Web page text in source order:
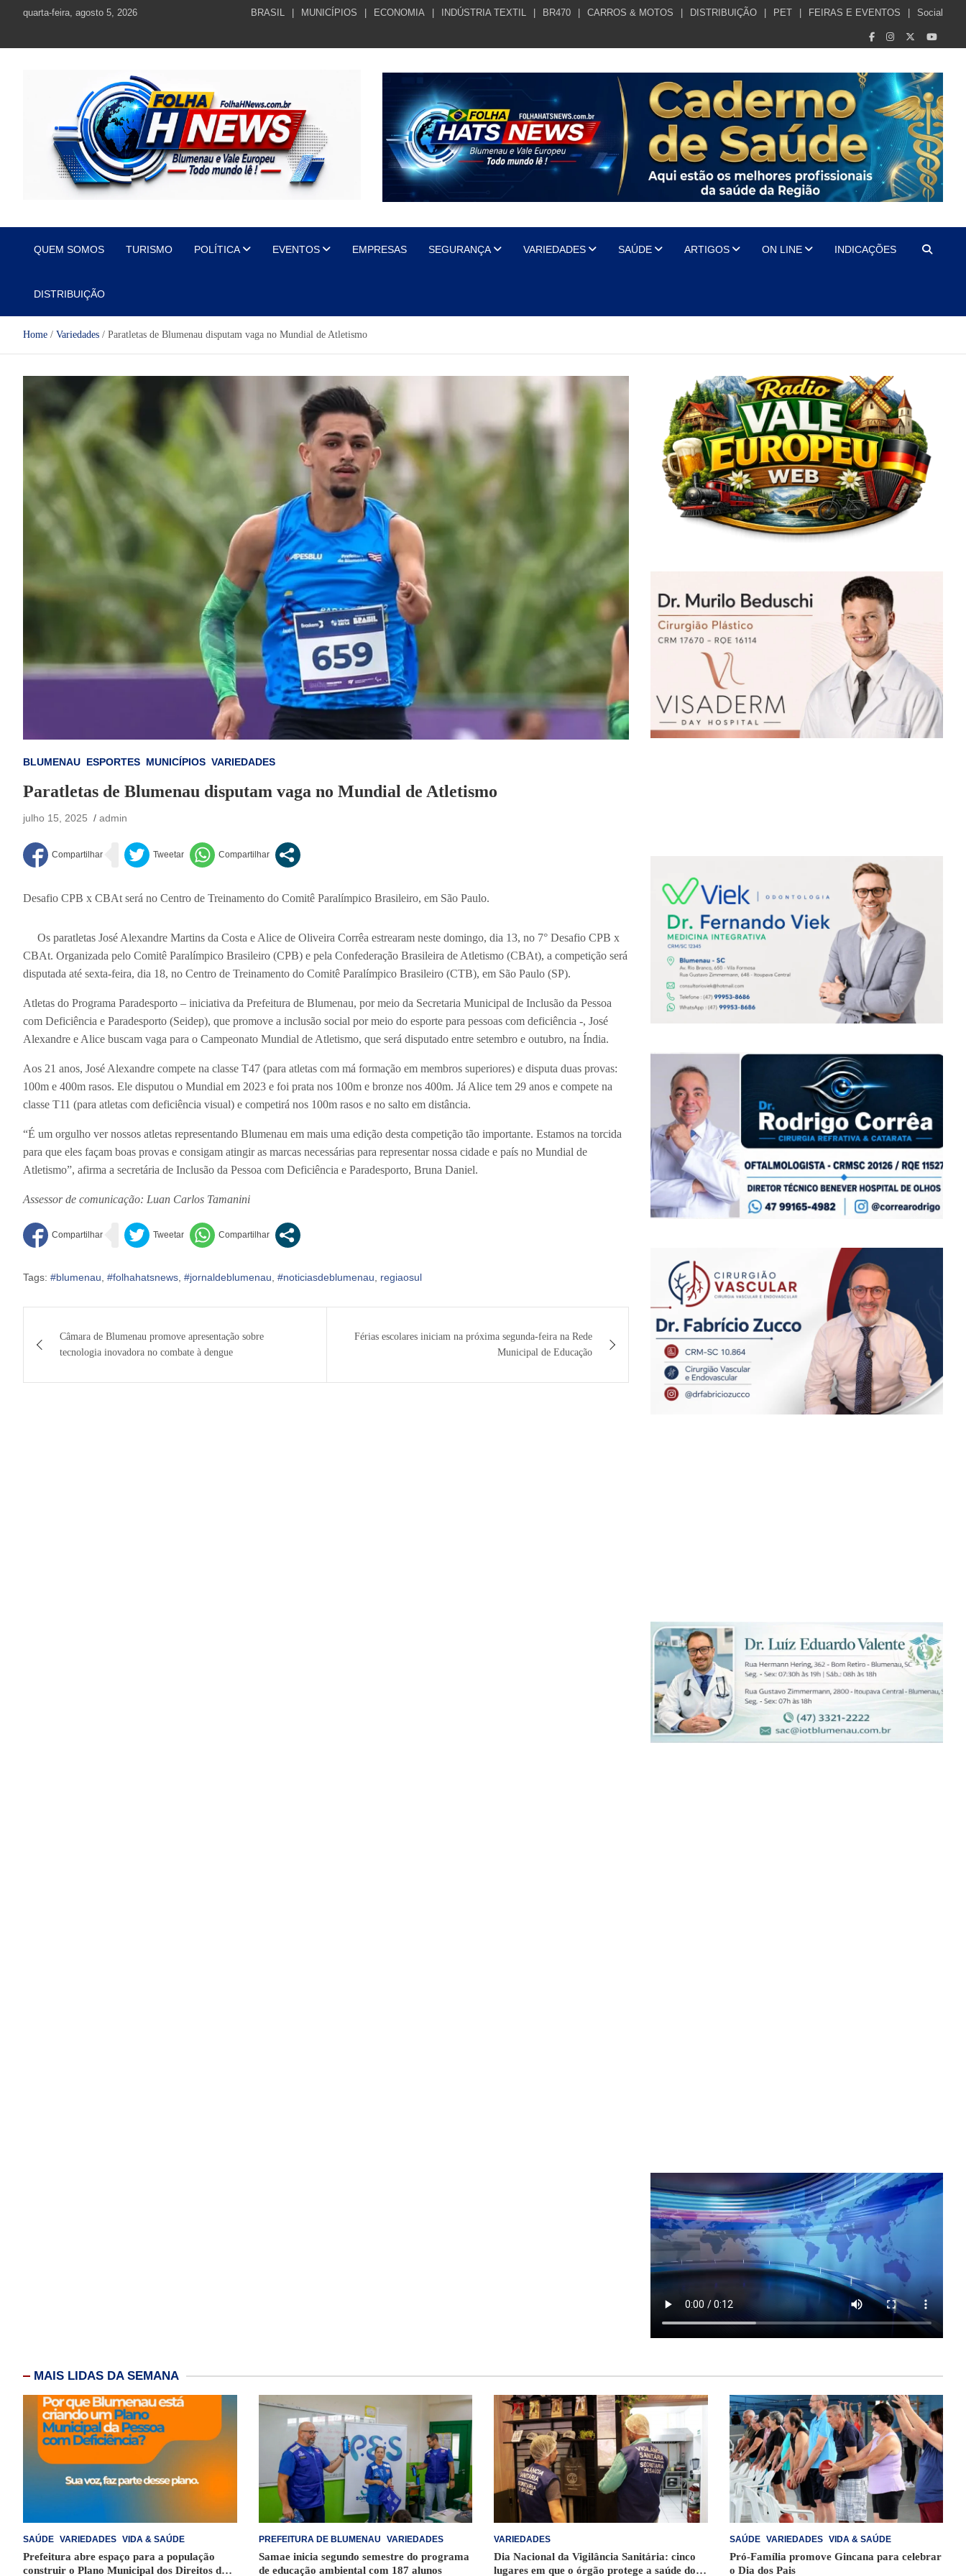
quarta-feira, agosto 5, 2026 BRASIL MUNICÍPIOS ECONOMIA INDÚSTRIA TEXTIL BR470 CARROS & MOTOS DISTRIBUIÇÃO PET FEIRAS E EVENTOS Social
QUEM SOMOS TURISMO POLÍTICA EVENTOS EMPRESAS SEGURANÇA VARIEDADES SAÚDE ARTIGOS ON LINE INDICAÇÕES
DISTRIBUIÇÃO
Home Variedades Paratletas de Blumenau disputam vaga no Mundial de Atletismo
BLUMENAU ESPORTES MUNICÍPIOS VARIEDADES
Paratletas de Blumenau disputam vaga no Mundial de Atletismo
julho 15, 2025 admin
Desafio CPB x CBAt será no Centro de Treinamento do Comitê Paralímpico Brasileiro, em São Paulo.
Os paratletas José Alexandre Martins da Costa e Alice de Oliveira Corrêa estrearam neste domingo, dia 13, no 7° Desafio CPB x
CBAt. Organizada pelo Comitê Paralímpico Brasileiro (CPB) e pela Confederação Brasileira de Atletismo (CBAt), a competição será
disputada até sexta-feira, dia 18, no Centro de Treinamento do Comitê Paralímpico Brasileiro (CTB), em São Paulo (SP).
Atletas do Programa Paradesporto – iniciativa da Prefeitura de Blumenau, por meio da Secretaria Municipal de Inclusão da Pessoa
com Deficiência e Paradesporto (Seidep), que promove a inclusão social por meio do esporte para pessoas com deficiência -, José
Alexandre e Alice buscam vaga para o Campeonato Mundial de Atletismo, que será disputado entre setembro e outubro, na Índia.
Aos 21 anos, José Alexandre compete na classe T47 (para atletas com má formação em membros superiores) e disputa duas provas:
100m e 400m rasos. Ele disputou o Mundial em 2023 e foi prata nos 100m e bronze nos 400m. Já Alice tem 29 anos e compete na
classe T11 (para atletas com deficiência visual) e competirá nos 100m rasos e no salto em distância.
“É um orgulho ver nossos atletas representando Blumenau em mais uma edição desta competição tão importante. Estamos na torcida
para que eles façam boas provas e consigam atingir as marcas necessárias para representar nossa cidade e país no Mundial de
Atletismo”, afirma a secretária de Inclusão da Pessoa com Deficiência e Paradesporto, Bruna Daniel.
Assessor de comunicação: Luan Carlos Tamanini
Tags: #blumenau #folhahatsnews #jornaldeblumenau #noticiasdeblumenau regiaosul
de
Post
Câmara de Blumenau promove apresentação sobre
tecnologia inovadora no combate à dengue
Férias escolares iniciam na próxima segunda-feira na Rede
Municipal de Educação
MAIS LIDAS DA SEMANA
SAÚDE VARIEDADES VIDA & SAÚDE
Prefeitura abre espaço para a população
construir o Plano Municipal dos Direitos da
PREFEITURA DE BLUMENAU VARIEDADES
Samae inicia segundo semestre do programa
de educação ambiental com 187 alunos
VARIEDADES
Dia Nacional da Vigilância Sanitária: cinco
lugares em que o órgão protege a saúde dos
SAÚDE VARIEDADES VIDA & SAÚDE
Pró-Família promove Gincana para celebrar
o Dia dos Pais